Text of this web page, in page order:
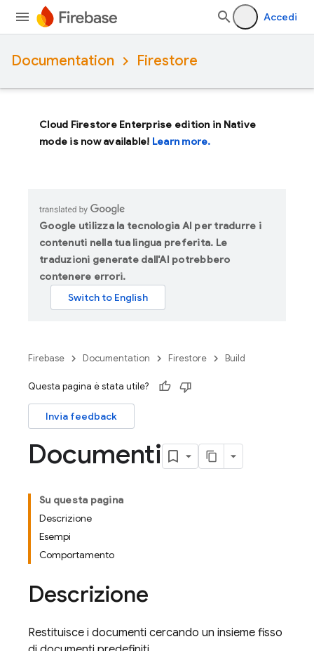
Accedi
Documentation Firestore
Cloud Firestore Enterprise edition in Native
mode is now available! Learn more.
Google utilizza la tecnologia AI per tradurre i
contenuti nella tua lingua preferita. Le
traduzioni generate dall'AI potrebbero
contenere errori.
Firebase Documentation Firestore Build
Questa pagina è stata utile?
Invia feedback
Documenti
Su questa pagina
Descrizione
Esempi
Comportamento
Descrizione
Restituisce i documenti cercando un insieme fisso